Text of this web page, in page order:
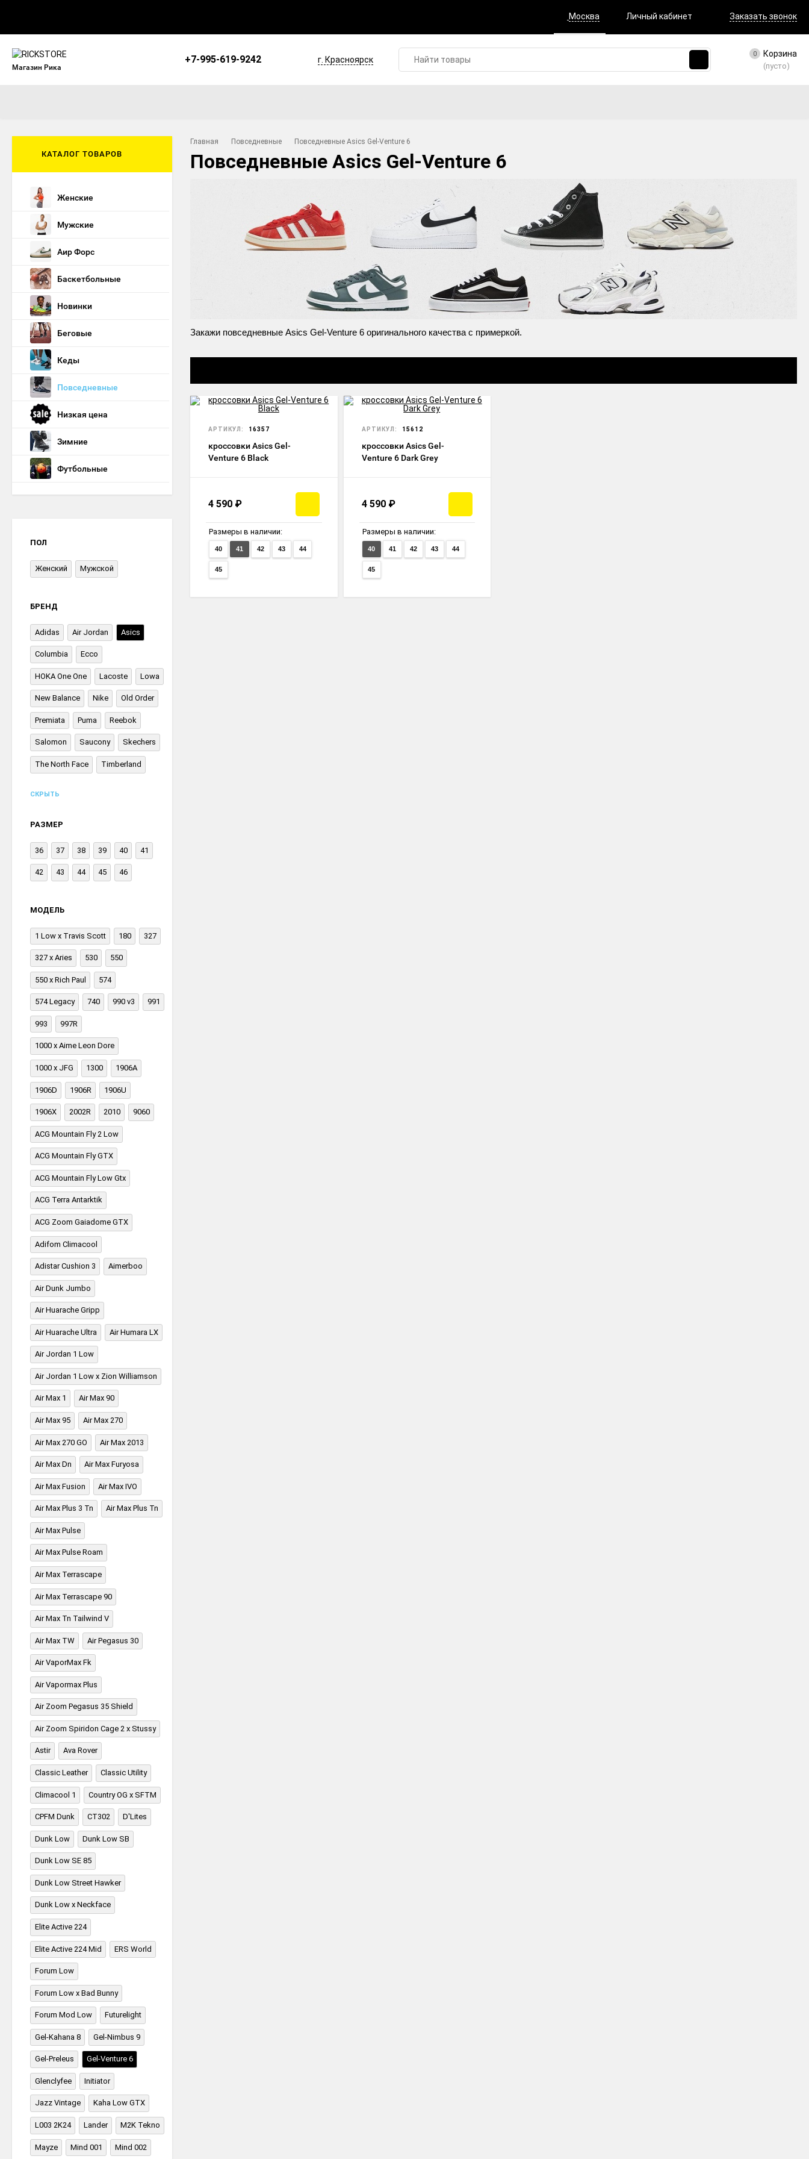
Москва Личный кабинет Заказать звонок
Магазин Рика
+7-995-619-9242 г. Красноярск
0 Корзина
(пусто)
Главная Повседневные Повседневные Asics Gel-Venture 6
Повседневные Asics Gel-Venture 6
Закажи повседневные Asics Gel-Venture 6 оригинального качества с примеркой.
АРТИКУЛ: 16357
кроссовки Asics Gel-
Venture 6 Black
4 590 ₽
Размеры в наличии:
40 41 42 43 44
45
АРТИКУЛ: 15612
кроссовки Asics Gel-
Venture 6 Dark Grey
4 590 ₽
Размеры в наличии:
40 41 42 43 44
45
КАТАЛОГ ТОВАРОВ
Женские
Мужские
Аир Форс
Баскетбольные
Новинки
Беговые
Кеды
Повседневные
Низкая цена
Зимние
Футбольные
ПОЛ
Женский Мужской
БРЕНД
Adidas Air Jordan Asics
Columbia Ecco
HOKA One One Lacoste Lowa
New Balance Nike Old Order
Premiata Puma Reebok
Salomon Saucony Skechers
The North Face Timberland
СКРЫТЬ
РАЗМЕР
36 37 38 39 40 41
42 43 44 45 46
МОДЕЛЬ
1 Low x Travis Scott 180 327
327 x Aries 530 550
550 x Rich Paul 574
574 Legacy 740 990 v3 991
993 997R
1000 x Aime Leon Dore
1000 x JFG 1300 1906A
1906D 1906R 1906U
1906X 2002R 2010 9060
ACG Mountain Fly 2 Low
ACG Mountain Fly GTX
ACG Mountain Fly Low Gtx
ACG Terra Antarktik
ACG Zoom Gaiadome GTX
Adifom Climacool
Adistar Cushion 3 Aimerboo
Air Dunk Jumbo
Air Huarache Gripp
Air Huarache Ultra Air Humara LX
Air Jordan 1 Low
Air Jordan 1 Low x Zion Williamson
Air Max 1 Air Max 90
Air Max 95 Air Max 270
Air Max 270 GO Air Max 2013
Air Max Dn Air Max Furyosa
Air Max Fusion Air Max IVO
Air Max Plus 3 Tn Air Max Plus Tn
Air Max Pulse
Air Max Pulse Roam
Air Max Terrascape
Air Max Terrascape 90
Air Max Tn Tailwind V
Air Max TW Air Pegasus 30
Air VaporMax Fk
Air Vapormax Plus
Air Zoom Pegasus 35 Shield
Air Zoom Spiridon Cage 2 x Stussy
Astir Ava Rover
Classic Leather Classic Utility
Climacool 1 Country OG x SFTM
CPFM Dunk CT302 D'Lites
Dunk Low Dunk Low SB
Dunk Low SE 85
Dunk Low Street Hawker
Dunk Low x Neckface
Elite Active 224
Elite Active 224 Mid ERS World
Forum Low
Forum Low x Bad Bunny
Forum Mod Low Futurelight
Gel-Kahana 8 Gel-Nimbus 9
Gel-Preleus Gel-Venture 6
Glenclyfee Initiator
Jazz Vintage Kaha Low GTX
L003 2K24 Lander M2K Tekno
Mayze Mind 001 Mind 002